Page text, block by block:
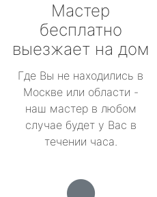
Мастер
бесплатно
выезжает на дом
Где Вы не находились в
Москве или области -
наш мастер в любом
случае будет у Вас в
течении часа.